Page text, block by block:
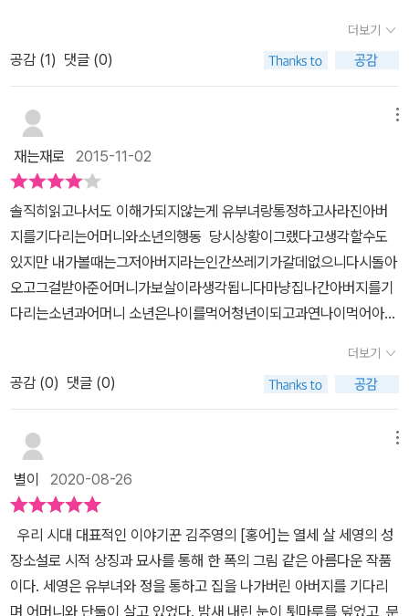
아궁이 앞엔 낯도 모르는 손님이 코를 드르렁 골며 잠들어 있었다. 부
모도 모른다 이름도 모른다 고향도 없다 하며 하늘 아래 뚝 떨어진 것
만 같은 처녀 아이였다. 길안댁은 12월 3일에 집안에 든 아이의 이름
을 삼례라 고쳐 부르며 심부름 하는 아이로 발을 묶는다.​삼례의 등장
은 모자에게 '호기심의 뇌관에다 불을 댕길 충분한 폭발력'(p34)이었
고, '가고 싶은데 가지 못하면 눈 위에 오줌이라도 갈겨야 속이 시원
한'(p165) 반항심으로 놀랍게 다가왔다. 길안댁이 그리도 찾던 염치
마저 잊고서 '날개를 달고 내 맘대로 휘젓고 다니고 싶은'(p165) 욕망
을 들깨우게 했으며, '어디론가 간다는 일이 절벽과 마주친 것처럼 아
득하고 막막하기만한'(p76) 모자의 눈 앞에 길을 닦고 이정표를 세워
준다. 집 나간 남편의 새여자가 찾아오고 그 여자가 버리고 간 아이를
지극정성으로 키우던 얌전스럽던 사람이, 남편이 돌아온다는 소식에
남편을 마중 가며 물옷 한복을 꺼내입고 새하얀 고무신을 신으며 얼
굴에 홍조까지 피우던 그 길안댁이 남편이 돌아온 다음 날로 집을 나
가버린 연유의 기미는 아무리 찾아봐도 없다. 세 번이나 읽었지만 여
전히 모르겠다. 그럼에도 집을 떠나 어디론가 간다하는 그 확고한 행
뷰를 써버렸는데 그밖으로도 매력이 많은 작품이다. 세영의 눈에 비
치는 여러 환영들, 홍어포가 가오리연이 되어 헤엄치고 알몸의 삼례
가 꿈결처럼 다가왔다 멀어지고 눈 위로 달빛이 무더기로 녹아내리고
어머니의 겨드랑이 아래에서 날개가 돋아나고 세영 자신이 콘도르가
되어 눈의 궁전까지 저 보석같이 빛나는 하늘로 날아오르는 장면 같
다. 집 나간 아버지를 기다리듯 붙박이처럼 이사도 하지 않고 6년째
살고 있는 그곳에서 열세 살 소년인 '나'는 어머니의 속마음을 이해하
는 듯 때론 능구렁이처럼 짐작으로 넘기며 함께한다. 그 마을에 허리
께까지 닿는 큰눈이 내린 그날, 집으로 피신 들어온 거렁뱅이 열일곱
삼례를 만난다. 고집스럽고 강단 있는 삼례는 어머니와의 관계에 긴
장을 조성하는가 싶지만 사실 어머니의 한을 자극하고 잠재적으로 폭
발시키는 매개체다. -그 홍어가 바다를 떠나 이 산골 동네까지 와서
또다시 종적을 감춰버렸으니, 그 홍어 팔자도 나만치 기구한 편이구
나.- 부엌 한구석에 매달아둔 홍어는 어쩌면 아버지의 상징이었다.
감히 먹지도 못하던 그 홍어를 삼례는 폭설의 밤에 몽땅 먹어치워버
린다. 어쩌면 어머니에게 이곳에서 떠나라는 암시를 준 것일까. 그뒤
어머니는 객지의 남편, 열네살 된 '나'의 아버지가 싼 똥을 전달받으니
간난쟁이 '호영'이다. 아이를 데려온 여인이 홀연히 종적을 감추는 것
을 어머니는 이미 예상했다는 듯 아무렇지도 않게 아이를 키울 준비
작부가 된 삼례를 찾아가지만 누나는 이미 그 마을을 떠난 뒤였다. 나
는 꾸준히 보아온 아버지의 환영을 뒤로하고 이제 마치 몽유를 앓듯
삼례를 만난다. 그리고 6년만에 드디어 아버지가 집으로 돌아온단다.
개선장군이라도 된 듯, 당당하다. 어머니는 홍조를 띄며 남편 맞을 준
비를 한다.-안방 윗목 재봉틀 앞에 흡사 만들어둔 인형처럼 앉아 있는
사람, 액자 속에 담긴 인물화처럼 안정감을 주는 이, 그게 어머니였다.
- 마지막 반전이 눈부신 소설 김주영 작가의 '홍어'다.산골 외딴마
더보기
공감 (1) 댓글 (0)
재는재로 2015-11-02
솔직히읽고나서도 이해가되지않는게 유부녀랑통정하고사라진아버
지를기다리는어머니와소년의행동 당시상황이그랬다고생각할수도
있지만 내가볼때는그저아버지라는인간쓰레기가갈데없으니다시돌아
오고그걸받아준어머니가보살이라생각됩니다마냥집나간아버지를기
다리는소년과어머니 소년은나이를먹어청년이되고과연나이먹어아버
인사회에서 최소한을도리를다하고는 자신의자유를찾아떠난해방이
아닐까하는생각이든네요아무리추억을아름답게치장해도 결국
더보기
공감 (0) 댓글 (0)
별이 2020-08-26
장소설로 시적 상징과 묘사를 통해 한 폭의 그림 같은 아름다운 작품
이다. 세영은 유부녀와 정을 통하고 집을 나가버린 아버지를 기다리
며 어머니와 단둘이 살고 있었다. 밤새 내린 눈이 툇마루를 덮었고, 문